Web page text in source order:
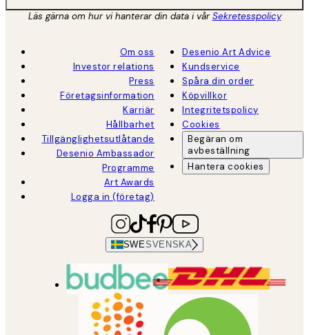
Läs gärna om hur vi hanterar din data i vårSekretesspolicy
Om oss
Investor relations
Press
Företagsinformation
Karriär
Hållbarhet
Tillgänglighetsutlåtande
Desenio Ambassador
Programme
Art Awards
Logga in (företag)
Desenio Art Advice
Kundservice
Spåra din order
Köpvillkor
Integritetspolicy
Cookies
Begäran om
avbeställning
Hantera cookies
SWESVENSKA